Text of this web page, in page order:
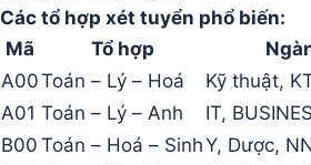
Các tổ hợp xét tuyển phổ biến:
Mã
Tổ hợp
A00Toán – Lý – Hoá
Kỹ thuật,
A01 Toán – Lý – Anh
IT,
B00 Toán – Hoá – SinhY, Dược,